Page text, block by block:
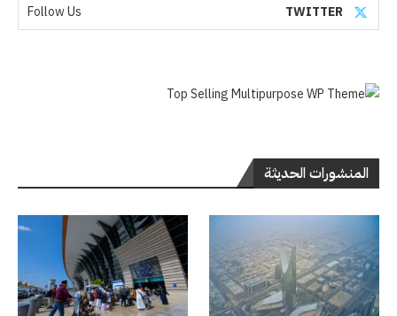
TWITTER
Follow Us
المنشورات الحديثة